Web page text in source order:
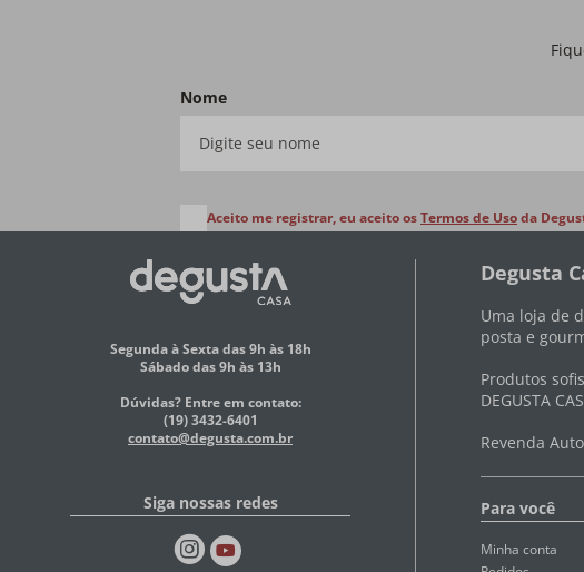
Nome
Aceito me registrar, eu aceito osTermos de Usoda
Segunda à Sexta das 9h às 18h
Sábado das 9h às 13h
Dúvidas? Entre em contato:
(19) 3432-6401
contato@degusta.com.br
Siga nossas redes
Degusta
Uma loja de
posta e
Produtos
DEGUSTA
Revenda
Para você
Minha conta